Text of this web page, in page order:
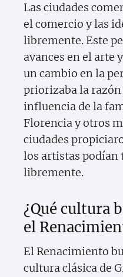
Las ciudades
el comercio y las
libremente. Este
avances en el arte
un cambio en la
priorizaba la razón
influencia de la
Florencia y otros
ciudades
los artistas podían
libremente.
¿Qué cultura
el
El Renacimiento
cultura clásica de